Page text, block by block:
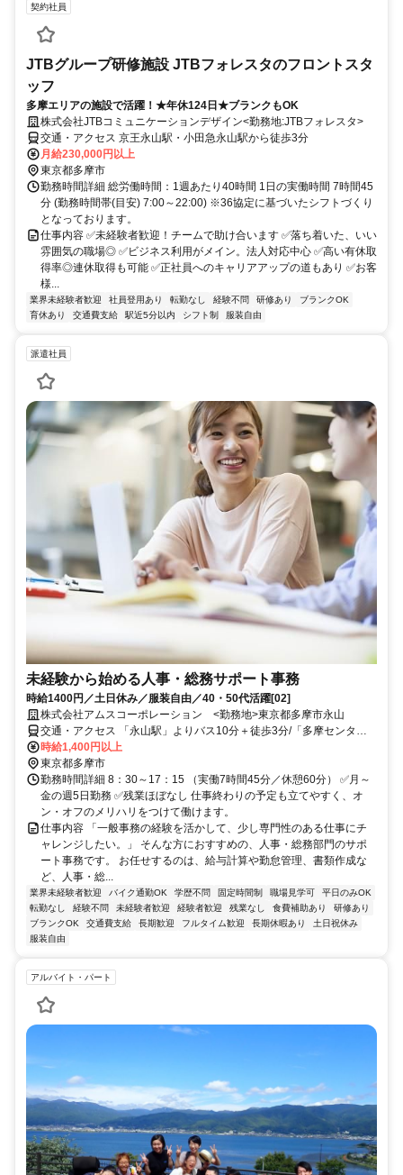
契約社員
JTBグループ研修施設 JTBフォレスタのフロントスタ
ッフ
多摩エリアの施設で活躍！★年休124日★ブランクもOK
株式会社JTBコミュニケーションデザイン<勤務地:JTBフォレスタ>
交通・アクセス 京王永山駅・小田急永山駅から徒歩3分
月給230,000円以上
東京都多摩市
勤務時間詳細 総労働時間：1週あたり40時間 1日の実働時間 7時間45
分 (勤務時間帯(目安) 7:00～22:00) ※36協定に基づいたシフトづくり
となっております。
仕事内容 ✅未経験者歓迎！チームで助け合います ✅落ち着いた、いい
雰囲気の職場◎ ✅ビジネス利用がメイン。法人対応中心 ✅高い有休取
得率◎連休取得も可能 ✅正社員へのキャリアアップの道もあり ✅お客
様...
業界未経験者歓迎 社員登用あり 転勤なし 経験不問 研修あり
ブランクOK
育休あり
交通費支給 駅近5分以内 シフト制 服装自由
派遣社員
未経験から始める人事・総務サポート事務
時給1400円／土日休み／服装自由／40・50代活躍[02]
株式会社アムスコーポレーション <勤務地>東京都多摩市永山
交通・アクセス 「永山駅」よりバス10分＋徒歩3分/「多摩センター
駅」よりバス15分+徒歩3分 ※車・バイク通勤OK
時給1,400円以上
東京都多摩市
勤務時間詳細 8：30～17：15 （実働7時間45分／休憩60分） ✅月～
金の週5日勤務 ✅残業ほぼなし 仕事終わりの予定も立てやすく、オ
ン・オフのメリハリをつけて働けます。
仕事内容 「一般事務の経験を活かして、少し専門性のある仕事にチ
ャレンジしたい。」 そんな方におすすめの、人事・総務部門のサポ
ート事務です。 お任せするのは、給与計算や勤怠管理、書類作成な
ど、人事・総...
業界未経験者歓迎 バイク通勤OK 学歴不問 固定時間制 職場見学可
平日のみOK
転勤なし
経験不問 未経験者歓迎 経験者歓迎 残業なし 食費補助あり
研修あり
ブランクOK
交通費支給 長期歓迎 フルタイム歓迎 長期休暇あり
土日祝休み
服装自由
アルバイト・パート